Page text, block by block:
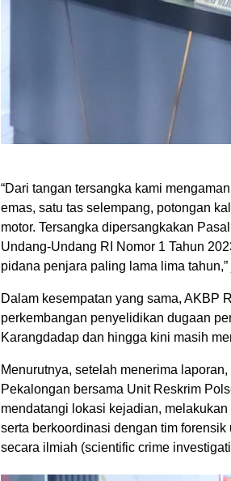
“Dari tangan tersangka kami
emas, satu tas selempang, potongan
motor. Tersangka dipersangkakan
Undang-Undang RI Nomor 1 Tahun
pidana penjara paling lama lima
Dalam kesempatan yang sama, AKBP
perkembangan penyelidikan dugaan
Karangdadap dan hingga kini masih
Menurutnya, setelah menerima
Pekalongan bersama Unit Reskrim
mendatangi lokasi kejadian,
serta berkoordinasi dengan tim
secara ilmiah (scientific crime